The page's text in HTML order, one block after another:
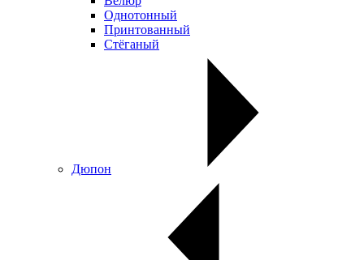
Однотонный
Принтованный
Стёганый
Дюпон